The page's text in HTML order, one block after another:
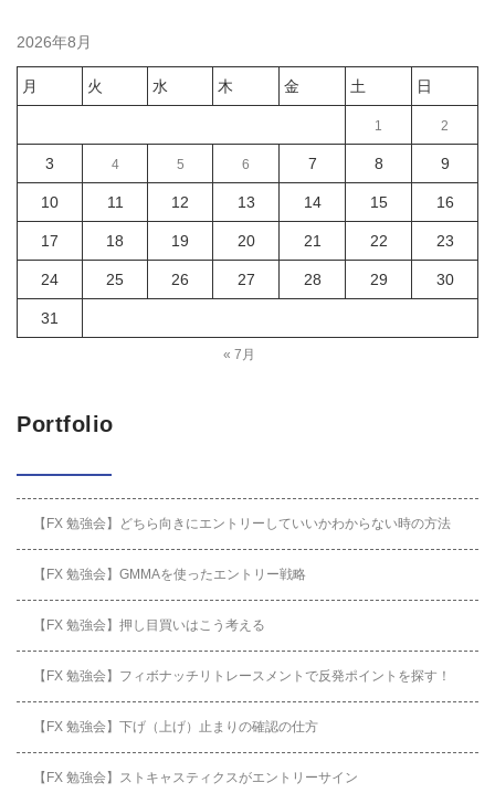
2026年8月
月 火 水 木 金 土 日
1 2
3 4 5 6 7 8 9
10 11 12 13 14 15 16
17 18 19 20 21 22 23
24 25 26 27 28 29 30
31
« 7月
Portfolio
【FX 勉強会】どちら向きにエントリーしていいかわからない時の方法
【FX 勉強会】GMMAを使ったエントリー戦略
【FX 勉強会】押し目買いはこう考える
【FX 勉強会】フィボナッチリトレースメントで反発ポイントを探す！
【FX 勉強会】下げ（上げ）止まりの確認の仕方
【FX 勉強会】ストキャスティクスがエントリーサイン